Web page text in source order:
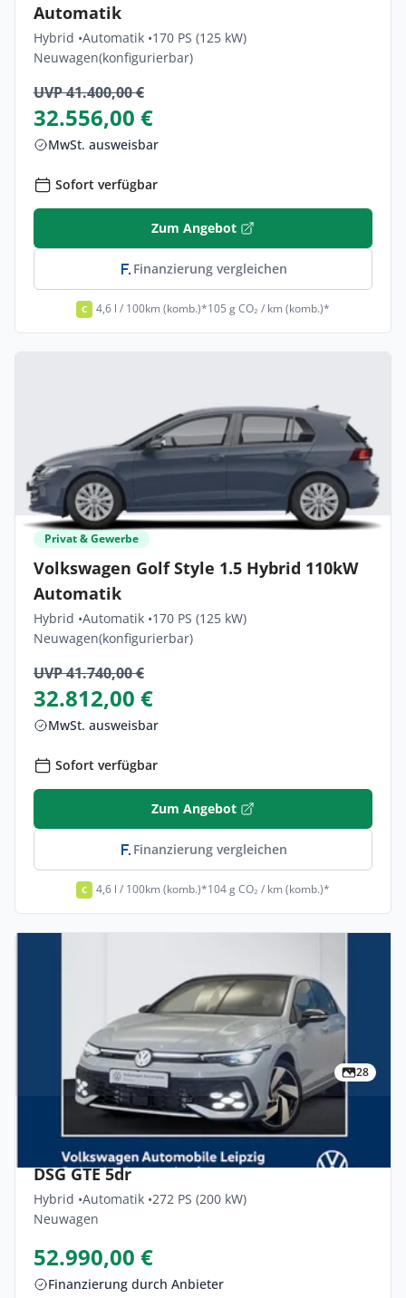
Automatik
Hybrid •Automatik •170 PS (125 kW)
Neuwagen(konfigurierbar)
UVP 41.400,00 €
32.556,00 €
MwSt. ausweisbar
Sofort verfügbar
Zum Angebot
Finanzierung vergleichen
C 4,6 l / 100km (komb.)*105 g CO₂ / km (komb.)*
Privat & Gewerbe
Volkswagen Golf Style 1.5 Hybrid 110kW
Automatik
Hybrid •Automatik •170 PS (125 kW)
Neuwagen(konfigurierbar)
UVP 41.740,00 €
32.812,00 €
MwSt. ausweisbar
Sofort verfügbar
Zum Angebot
Finanzierung vergleichen
C 4,6 l / 100km (komb.)*104 g CO₂ / km (komb.)*
28
Privat & Gewerbe
Volkswagen Golf-gte 1.5 EHybrid 130kW
DSG GTE 5dr
Hybrid •Automatik •272 PS (200 kW)
Neuwagen
52.990,00 €
Finanzierung durch Anbieter